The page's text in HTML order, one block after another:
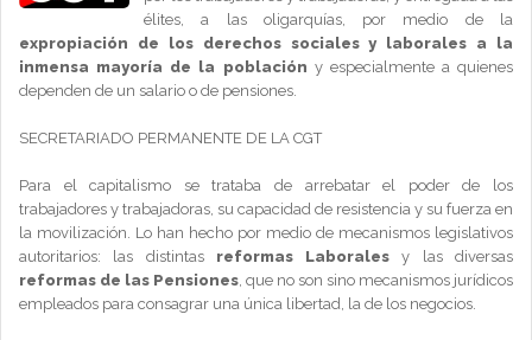
élites, a las oligarquías, por medio de la
expropiación de los derechos sociales y laborales a la
inmensa mayoría de la población y especialmente a quienes
dependen de un salario o de pensiones.
SECRETARIADO PERMANENTE DE LA CGT
Para el capitalismo se trataba de arrebatar el poder de los
trabajadores y trabajadoras, su capacidad de resistencia y su fuerza en
la movilización. Lo han hecho por medio de mecanismos legislativos
autoritarios: las distintas reformas Laborales y las diversas
reformas de las Pensiones, que no son sino mecanismos jurídicos
empleados para consagrar una única libertad, la de los negocios.